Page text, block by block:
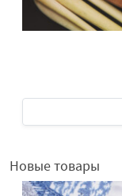
Новые товары